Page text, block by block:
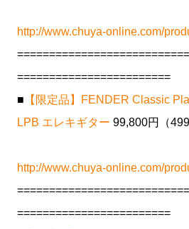
http://www.chuya-online.com/
========================
■ 【限定品】FENDER Classic
LPB エレキギター 99,800円（
http://www.chuya-online.com/
========================